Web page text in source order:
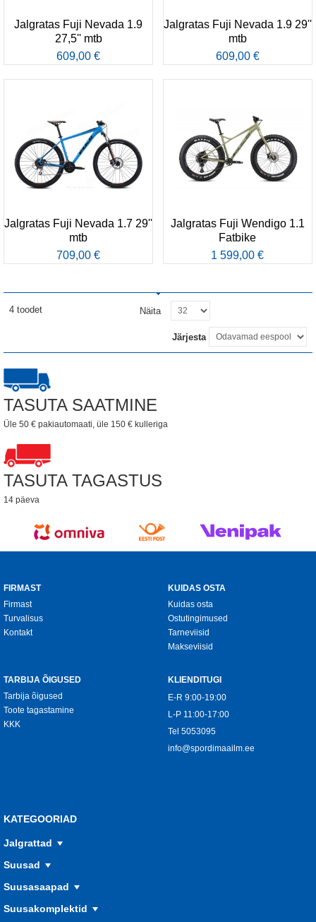
Jalgratas Fuji Nevada 1.9
27,5'' mtb
609,00 €
Jalgratas Fuji Nevada 1.9 29''
mtb
609,00 €
Jalgratas Fuji Nevada 1.7 29''
mtb
709,00 €
Jalgratas Fuji Wendigo 1.1
Fatbike
1 599,00 €
4 toodet Näita
Järjesta
TASUTA SAATMINE
Üle 50 € pakiautomaati, üle 150 € kulleriga
TASUTA TAGASTUS
14 päeva
FIRMAST
Firmast
Turvalisus
Kontakt
KUIDAS OSTA
Kuidas osta
Ostutingimused
Tarneviisid
Makseviisid
TARBIJA ÕIGUSED
Tarbija õigused
Toote tagastamine
KKK
KLIENDITUGI
E-R 9:00-19:00
L-P 11:00-17:00
Tel 5053095
info@spordimaailm.ee
KATEGOORIAD
Jalgrattad
Suusad
Suusasaapad
Suusakomplektid